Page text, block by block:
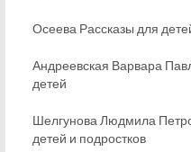
Осеева Рассказы для
Андреевская Варвара
детей
Шелгунова Людмила
детей и подростков